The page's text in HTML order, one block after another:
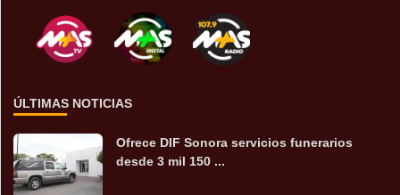
ÚLTIMAS NOTICIAS
Ofrece DIF Sonora servicios funerarios
desde 3 mil 150 ...